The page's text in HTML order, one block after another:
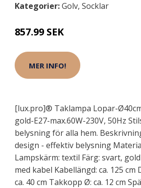
Kategorier:Golv, Socklar
857.99 SEK
MER INFO!
[lux.pro]® Taklampa Lopar-
gold-E27-max.60W-230V, 50Hz
belysning för alla hem.
design - effektiv belysning
Lampskärm: textil Färg: svart,
med kabel Kabellängd: ca. 125
ca. 40 cm Takkopp Ø: ca. 12 cm